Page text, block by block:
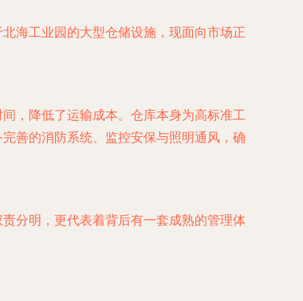
海工业园的大型仓储设施，现面向市场正
，降低了运输成本。仓库本身为高标准工
善的消防系统、监控安保与照明通风，确
分明，更代表着背后有一套成熟的管理体